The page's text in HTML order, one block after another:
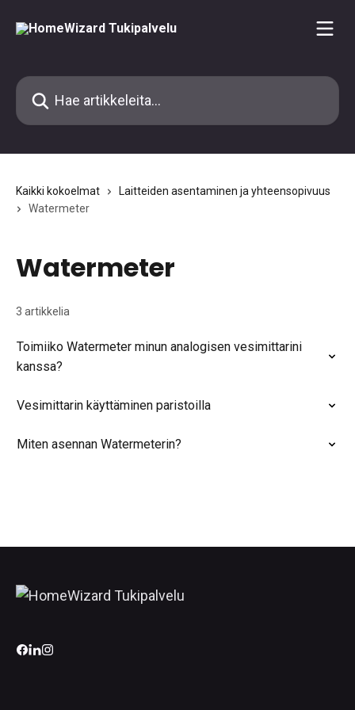
Hae artikkeleita...
Kaikki kokoelmat
Laitteiden asentaminen ja yhteensopivuus
Watermeter
Watermeter
3 artikkelia
Toimiiko Watermeter minun analogisen vesimittarini
kanssa?
Vesimittarin käyttäminen paristoilla
Miten asennan Watermeterin?